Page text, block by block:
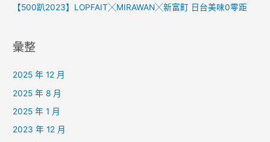
【500趴2023】LOPFAIT╳MIRAWAN╳新富町 日台美味0零距
彙整
2025 年 12 月
2025 年 8 月
2025 年 1 月
2023 年 12 月